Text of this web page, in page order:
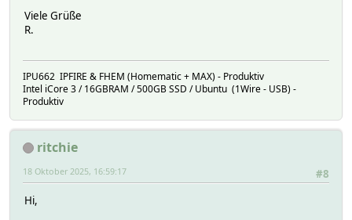
Cannot load module OWDevice
setuuid: Please define klTemperatur5 first
Cannot load module OWDevice
setuuid: Please define klLuftfeuchtRaum6 first
Cannot load module OWDevice
setuuid: Please define klTemperatur6 first
setuuid: Please define DS2423_A2D987000002 first
setuuid: Please define DS2423_5FFD0D000000 first
setuuid: Please define DS2413_150915000000 first
Viele Grüße
R.
IPU662 IPFIRE & FHEM (Homematic + MAX) - Produktiv
Intel iCore 3 / 16GBRAM / 500GB SSD / Ubuntu (1Wire - USB) -
Produktiv
ritchie
#8
18 Oktober 2025, 16:59:17
Hi,